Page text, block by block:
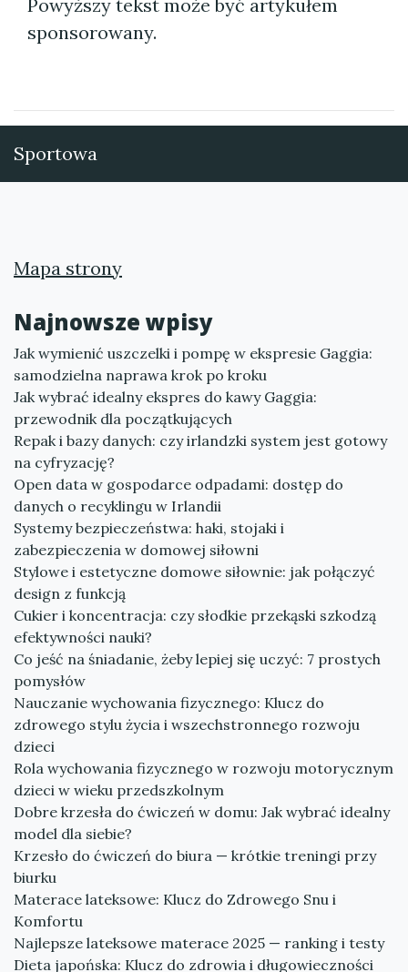
Powyższy tekst może być artykułem
sponsorowany.
Sportowa
Mapa strony
Najnowsze wpisy
Jak wymienić uszczelki i pompę w ekspresie Gaggia:
samodzielna naprawa krok po kroku
Jak wybrać idealny ekspres do kawy Gaggia:
przewodnik dla początkujących
Repak i bazy danych: czy irlandzki system jest gotowy
na cyfryzację?
Open data w gospodarce odpadami: dostęp do
danych o recyklingu w Irlandii
Systemy bezpieczeństwa: haki, stojaki i
zabezpieczenia w domowej siłowni
Stylowe i estetyczne domowe siłownie: jak połączyć
design z funkcją
Cukier i koncentracja: czy słodkie przekąski szkodzą
efektywności nauki?
Co jeść na śniadanie, żeby lepiej się uczyć: 7 prostych
pomysłów
Nauczanie wychowania fizycznego: Klucz do
zdrowego stylu życia i wszechstronnego rozwoju
dzieci
Rola wychowania fizycznego w rozwoju motorycznym
dzieci w wieku przedszkolnym
Dobre krzesła do ćwiczeń w domu: Jak wybrać idealny
model dla siebie?
Krzesło do ćwiczeń do biura — krótkie treningi przy
biurku
Materace lateksowe: Klucz do Zdrowego Snu i
Komfortu
Najlepsze lateksowe materace 2025 — ranking i testy
Dieta japońska: Klucz do zdrowia i długowieczności